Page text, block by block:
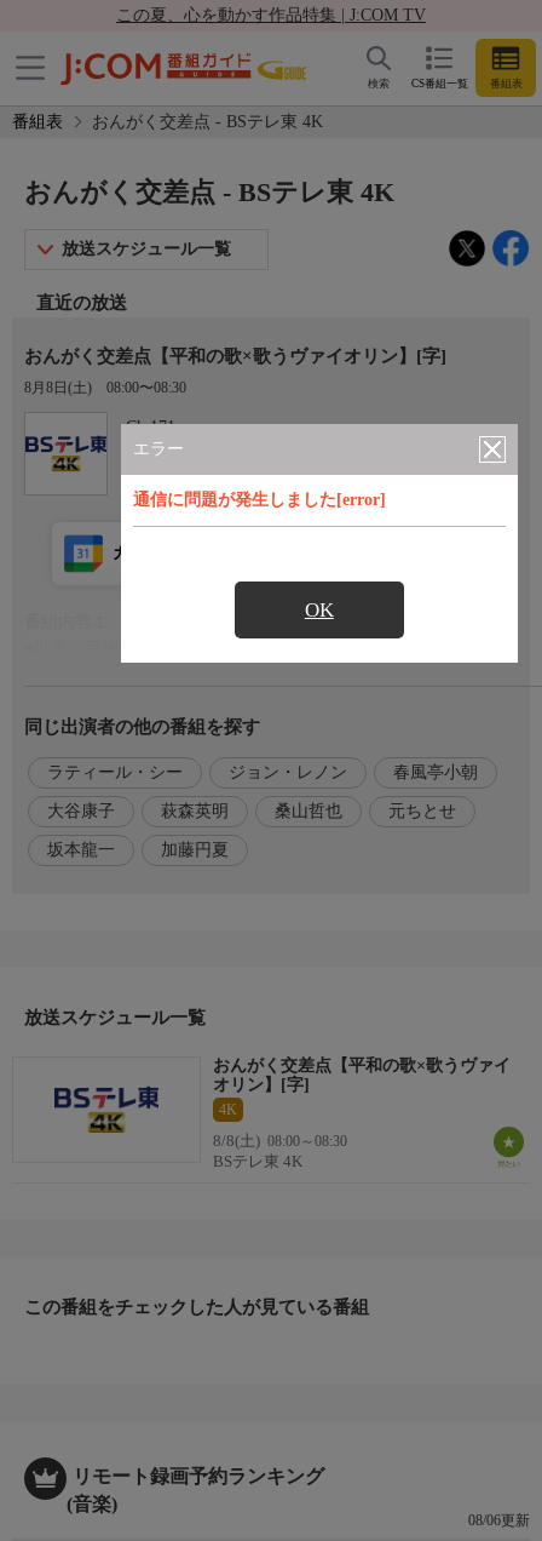
この夏、心を動かす作品特集 | J:COM TV
CS番組一覧 番組表
検索
番組表 おんがく交差点 - BSテレ東 4K
エラー
通信に問題が発生しました[error]
OK
おんがく交差点 - BSテレ東 4K
放送スケジュール一覧
直近の放送
おんがく交差点【平和の歌×歌うヴァイオリン】[字]
8月8日(土) 08:00〜08:30
Ch.171
BSテレ東 4K
カレンダー登録
コラボ『平和の歌』、最初は去年11月に放送した500回記念特別
コラボを大好評につき再度お届け！
500回記念 特別コラボのために、世界各地域を代表する民族楽
器の演奏家が集結！
北米代表は、ネイティブアメリカンフルートの尾崎元章さん！
平和を願ってジョン・レノン「イマジン」でコラボする！
番組内容３
■世界の民族楽器×歌うヴァイオリン 放送500回記念 特別コラ
世界の民族楽器の演奏家に、ゴスペルの第一人者、池末信さん率
「死んだ女の子」 作詞 ナジム・ヒクメット 作曲 外山雄
三 訳詞 中本信幸 編曲 萩森英明
コラボ『平和の歌』最後は「ワダツミの木」が大ヒットした奄美
同じ出演者の他の番組を探す
ラティール・シー ジョン・レノン 春風亭小朝
大谷康子 萩森英明 桑山哲也 元ちとせ
坂本龍一 加藤円夏
放送スケジュール一覧
おんがく交差点【平和の歌×歌うヴァイ
オリン】[字]
4K
8/8(土) 08:00～08:30
BSテレ東 4K
この番組をチェックした人が見ている番組
リモート録画予約ランキング
(音楽)
08/06更新